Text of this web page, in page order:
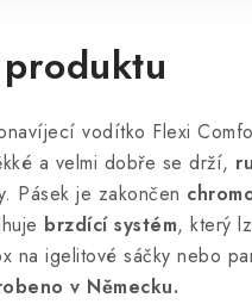
vodítko Flexi
a velmi dobře se drží,
Pásek je zakončen
brzdící systém, který
na igelitové sáčky nebo
v Německu.